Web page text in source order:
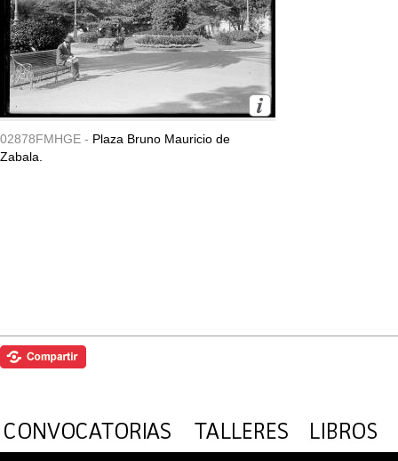
02878FMHGE - Plaza Bruno Mauricio de
Zabala.